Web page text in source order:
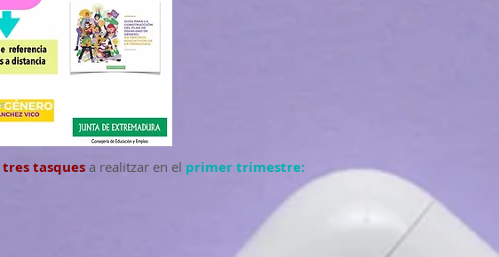
tres tasques a realitzar en el primer trimestre: